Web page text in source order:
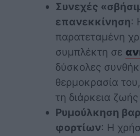
Συνεχές
επανεκκίνηση:
παρατεταμένη
συμπλέκτη σε
δύσκολες
θερμοκρασία
τη διάρκεια
Ρυμούλκηση
φορτίων: Η